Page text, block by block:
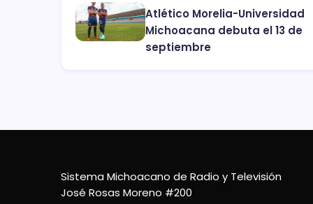
Atlético Morelia-Universidad
Michoacana debuta el 13 de
septiembre
Sistema Michoacano de Radio y Televisión
José Rosas Moreno #200